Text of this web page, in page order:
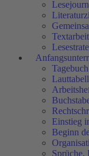
Textarbeit
Einstieg
Beginn
Sprüche,